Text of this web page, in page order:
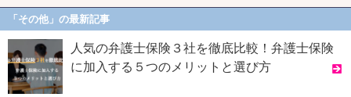
「その他」の最新記事
人気の弁護士保険３社を徹底比較！弁護士保険
に加入する５つのメリットと選び方